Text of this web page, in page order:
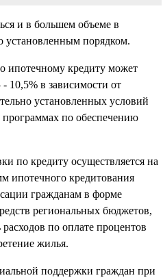
и в большем объеме в
установленным порядком.
ипотечному кредиту может
- 10,5% в зависимости от
установленных условий
программах по обеспечению
по кредиту осуществляется на
ипотечного кредитования
гражданам в форме
региональных бюджетов,
по оплате процентов
жилья.
поддержки граждан при